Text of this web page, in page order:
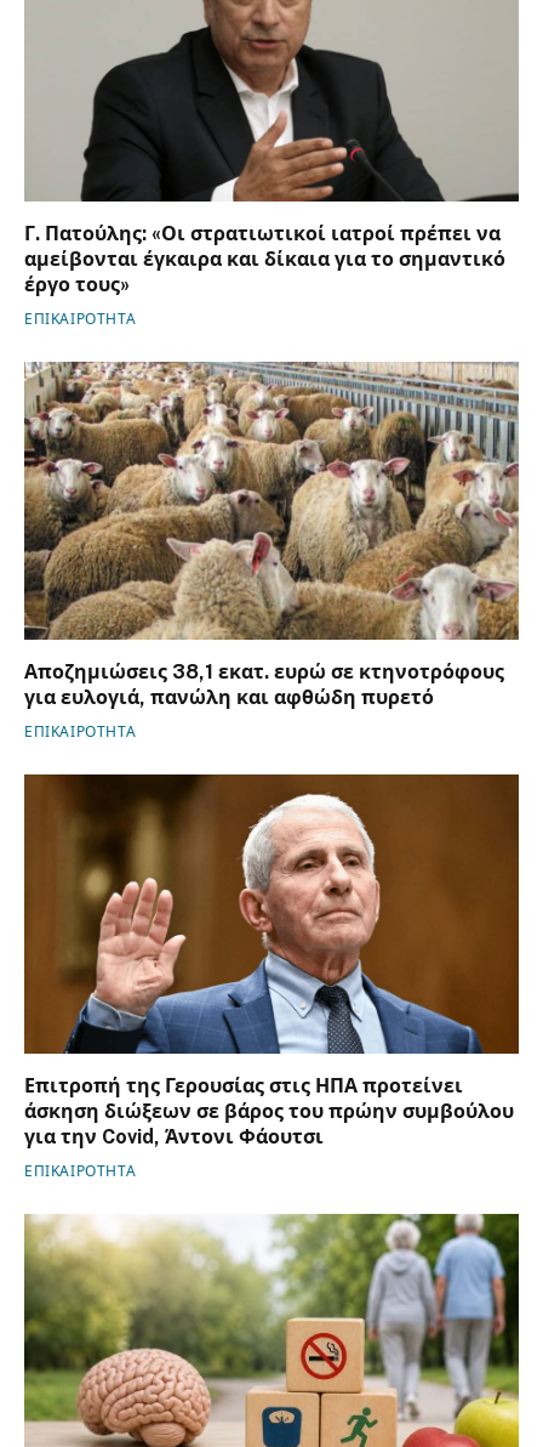
Γ. Πατούλης: «Οι στρατιωτικοί ιατροί πρέπει να
αμείβονται έγκαιρα και δίκαια για το σημαντικό
έργο τους»
ΕΠΙΚΑΙΡΟΤΗΤΑ
Αποζημιώσεις 38,1 εκατ. ευρώ σε κτηνοτρόφους
για ευλογιά, πανώλη και αφθώδη πυρετό
ΕΠΙΚΑΙΡΟΤΗΤΑ
Επιτροπή της Γερουσίας στις ΗΠΑ προτείνει
άσκηση διώξεων σε βάρος του πρώην συμβούλου
για την Covid, Άντονι Φάουτσι
ΕΠΙΚΑΙΡΟΤΗΤΑ